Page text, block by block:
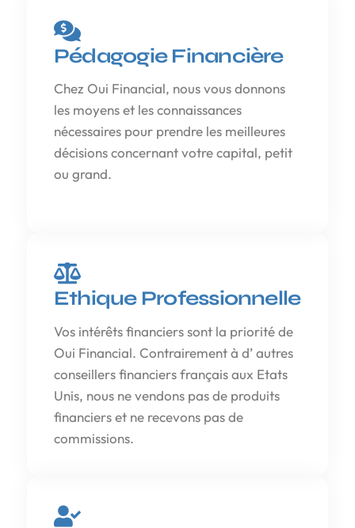
Pédagogie Financière
Chez Oui Financial, nous vous donnons
les moyens et les connaissances
nécessaires pour prendre les meilleures
décisions concernant votre capital, petit
ou grand.
Ethique Professionnelle
Vos intérêts financiers sont la priorité de
Oui Financial. Contrairement à d’ autres
conseillers financiers français aux Etats
Unis, nous ne vendons pas de produits
financiers et ne recevons pas de
commissions.